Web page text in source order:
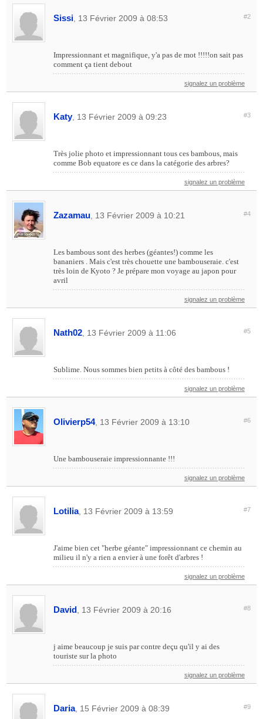
Sissi, 13 Février 2009 à 08:53 #2
Impressionnant et magnifique, y'a pas de mot !!!!!on sait pas
comment ça tient debout
signalez un problème
Katy, 13 Février 2009 à 09:23 #3
Très jolie photo et impressionnant tous ces bambous, mais
comme Bob equatore es ce dans la catégorie des arbres?
signalez un problème
Zazamau, 13 Février 2009 à 10:21 #4
Les bambous sont des herbes (géantes!) comme les
bananiers . Mais c'est très chouette une bambouseraie. c'est
très loin de Kyoto ? Je prépare mon voyage au japon pour
avril
signalez un problème
Nath02, 13 Février 2009 à 11:06 #5
Sublime. Nous sommes bien petits à côté des bambous !
signalez un problème
Olivierp54, 13 Février 2009 à 13:10 #6
Une bambouseraie impressionnante !!!
signalez un problème
Lotilia, 13 Février 2009 à 13:59 #7
J'aime bien cet "herbe géante" impressionnant ce chemin au
milieu il n'y a rien a envier à une forêt d'arbres !
signalez un problème
David, 13 Février 2009 à 20:16 #8
j aime beaucoup je suis par contre deçu qu'il y ai des
touriste sur la photo
signalez un problème
Daria, 15 Février 2009 à 08:39 #9